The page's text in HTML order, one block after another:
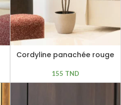
Cordyline panachée rouge
155 TND